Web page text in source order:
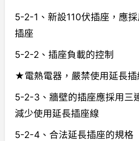
5-2-1、新設110伏插座，應
插座
5-2-2、插座負載的控制
★電熱電器，嚴禁使用延長插
5-2-3、牆壁的插座應採用三
減少使用延長插座線
5-2-4、合法延長插座的規格